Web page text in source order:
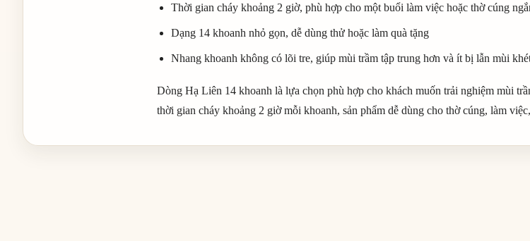
Thời gian cháy khoảng 2 giờ, phù hợp cho một buổi làm việc hoặc thờ cúng
Dạng 14 khoanh nhỏ gọn, dễ dùng thử hoặc làm quà tặng
Nhang khoanh không có lõi tre, giúp mùi trầm tập trung hơn và ít bị lẫn mùi
Dòng Hạ Liên 14 khoanh là lựa chọn phù hợp cho khách muốn trải nghiệm mùi
thời gian cháy khoảng 2 giờ mỗi khoanh, sản phẩm dễ dùng cho thờ cúng, làm